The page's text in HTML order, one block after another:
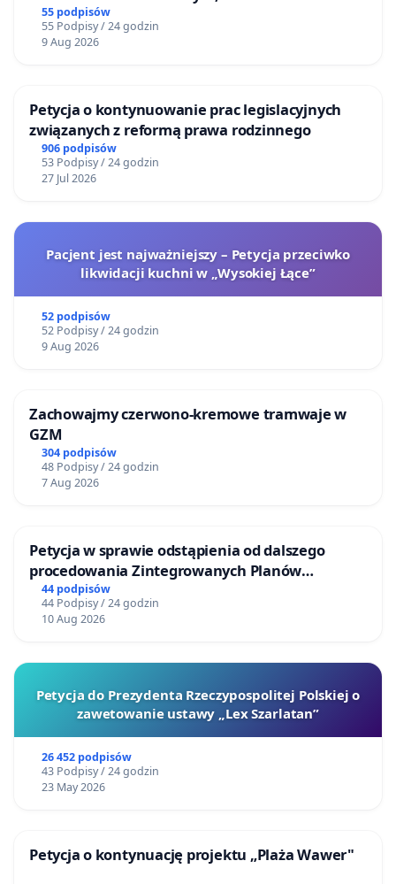
Stawów i na Lotnisku Muchowiec
55 podpisów
55 Podpisy / 24 godzin
9 Aug 2026
Petycja o kontynuowanie prac legislacyjnych
związanych z reformą prawa rodzinnego
906 podpisów
53 Podpisy / 24 godzin
27 Jul 2026
Pacjent jest najważniejszy – Petycja przeciwko
likwidacji kuchni w „Wysokiej Łące”
52 podpisów
52 Podpisy / 24 godzin
9 Aug 2026
Zachowajmy czerwono-kremowe tramwaje w
GZM
304 podpisów
48 Podpisy / 24 godzin
7 Aug 2026
Petycja w sprawie odstąpienia od dalszego
procedowania Zintegrowanych Planów
Inwestycyjnych „Myślenice – Barnasiówka” oraz
„Myślenice – Bukówka”
44 podpisów
44 Podpisy / 24 godzin
10 Aug 2026
Petycja do Prezydenta Rzeczypospolitej Polskiej o
zawetowanie ustawy „Lex Szarlatan”
26 452 podpisów
43 Podpisy / 24 godzin
23 May 2026
Petycja o kontynuację projektu „Plaża Wawer"